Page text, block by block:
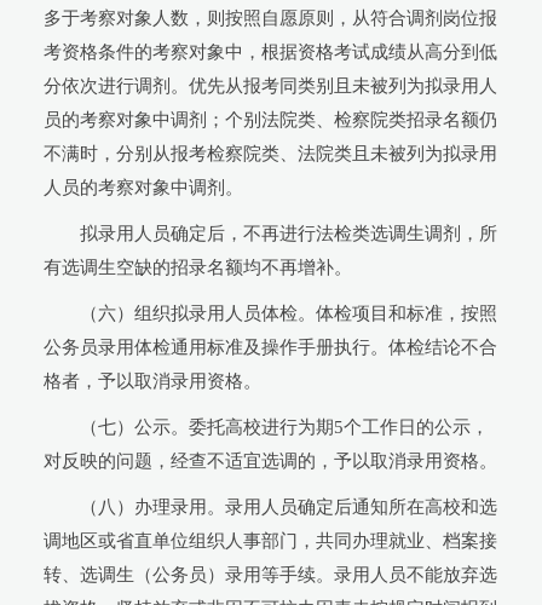
多于考察对象人数，则按照自愿原则，从符合调剂岗位报
考资格条件的考察对象中，根据资格考试成绩从高分到低
分依次进行调剂。优先从报考同类别且未被列为拟录用人
员的考察对象中调剂；个别法院类、检察院类招录名额仍
不满时，分别从报考检察院类、法院类且未被列为拟录用
人员的考察对象中调剂。
拟录用人员确定后，不再进行法检类选调生调剂，所
有选调生空缺的招录名额均不再增补。
（六）组织拟录用人员体检。体检项目和标准，按照
公务员录用体检通用标准及操作手册执行。体检结论不合
格者，予以取消录用资格。
（七）公示。委托高校进行为期5个工作日的公示，
对反映的问题，经查不适宜选调的，予以取消录用资格。
（八）办理录用。录用人员确定后通知所在高校和选
调地区或省直单位组织人事部门，共同办理就业、档案接
转、选调生（公务员）录用等手续。录用人员不能放弃选